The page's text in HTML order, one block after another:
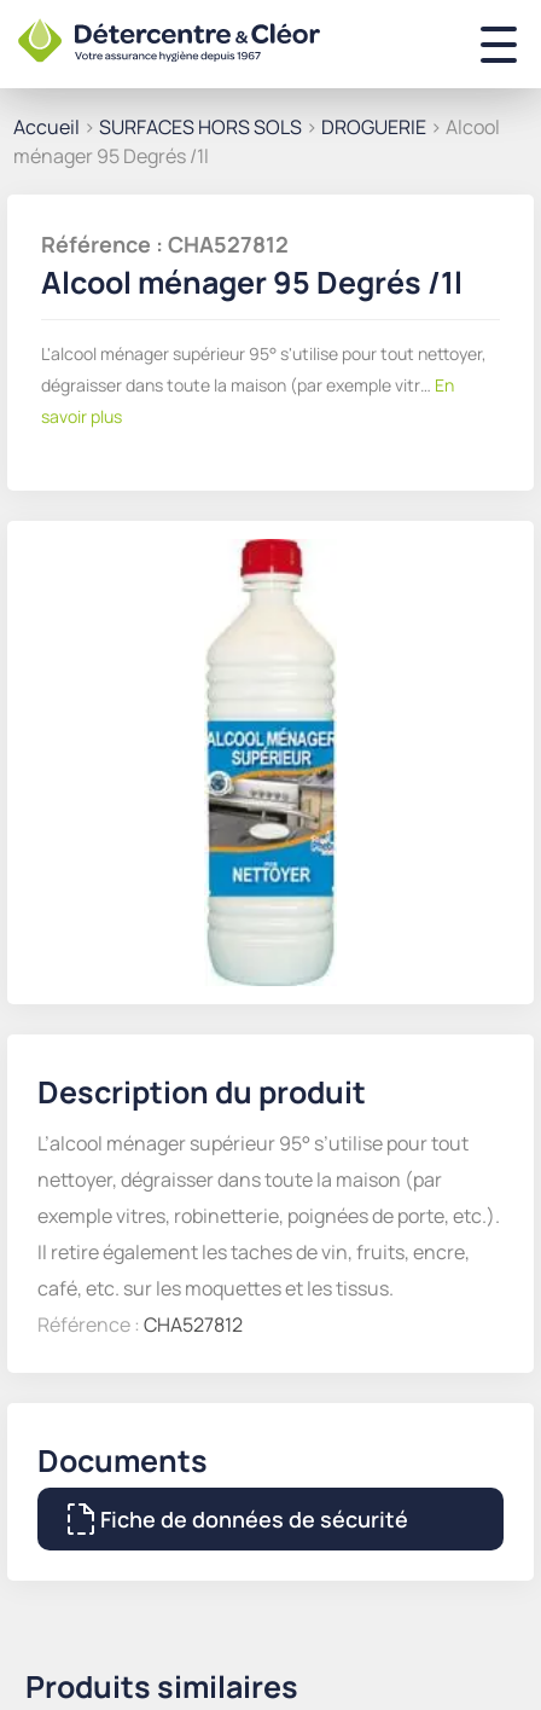
Accueil > SURFACES HORS SOLS > DROGUERIE > Alcool
ménager 95 Degrés /1l
Description du produit
L’alcool ménager supérieur 95° s’utilise pour tout
nettoyer, dégraisser dans toute la maison (par
exemple vitres, robinetterie, poignées de porte, etc.).
Il retire également les taches de vin, fruits, encre,
café, etc. sur les moquettes et les tissus.
Référence : CHA527812
Documents
Fiche de données de sécurité
Référence : CHA527812
Alcool ménager 95 Degrés /1l
L'alcool ménager supérieur 95° s'utilise pour tout nettoyer,
dégraisser dans toute la maison (par exemple vitr… En
savoir plus
Produits similaires